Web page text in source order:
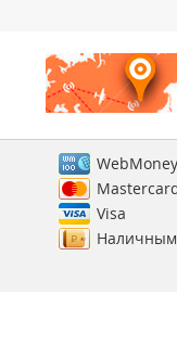
WebMoney
Visa